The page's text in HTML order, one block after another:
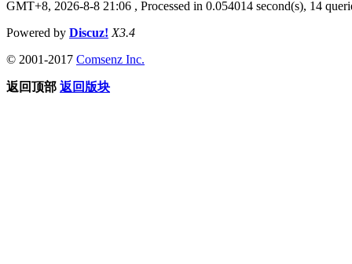
GMT+8, 2026-8-8 21:06 , Processed in 0.054014 second(s), 14
Powered by Discuz! X3.4
© 2001-2017 Comsenz Inc.
返回顶部 返回版块